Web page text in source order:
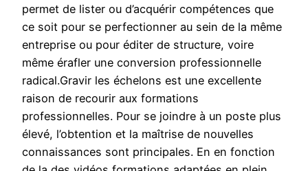
permet de lister ou d’acquérir compétences que
ce soit pour se perfectionner au sein de la même
entreprise ou pour éditer de structure, voire
même érafler une conversion professionnelle
radical.Gravir les échelons est une excellente
raison de recourir aux formations
professionnelles. Pour se joindre à un poste plus
élevé, l’obtention et la maîtrise de nouvelles
connaissances sont principales. En en fonction